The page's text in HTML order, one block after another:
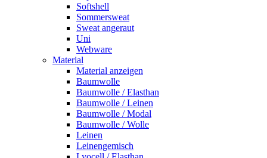
Softshell
Sommersweat
Sweat angeraut
Uni
Webware
Material
Material anzeigen
Baumwolle
Baumwolle / Elasthan
Baumwolle / Leinen
Baumwolle / Modal
Baumwolle / Wolle
Leinen
Leinengemisch